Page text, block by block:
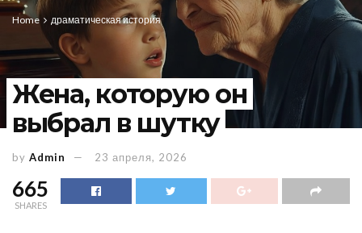
Home драматическая история
Жена, которую он
выбрал в шутку
by Admin 23 апреля, 2026
665
SHARES